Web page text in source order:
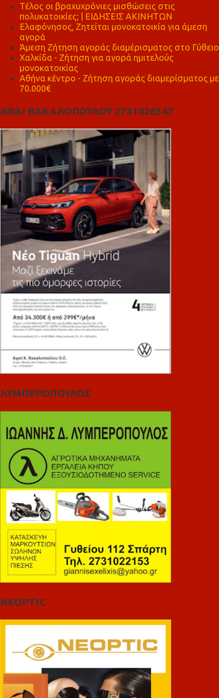
Τέλος οι βραχυχρόνιες μισθώσεις στις
πολυκατοικίες; | ΕΙΔΗΣΕΙΣ ΑΚΙΝΗΤΩΝ
Ελαφόνησος, Ζητείται μονοκατοικία για άμεση
αγορά
Άμεση Ζήτηση αγοράς διαμέρισματος στο Γύθειο
Χαλκίδα - Ζήτηση για αγορά ημιτελούς
μονοκατοικίας
Αθήνα κέντρο - Ζήτηση αγοράς διαμερίσματος με
70.000€
ΑΦΑΙ ΒΑΚΑΛΟΠΟΥΛΟΥ 2731026347
ΛΥΜΠΕΡΟΠΟΥΛΟΣ
NEOPTIC